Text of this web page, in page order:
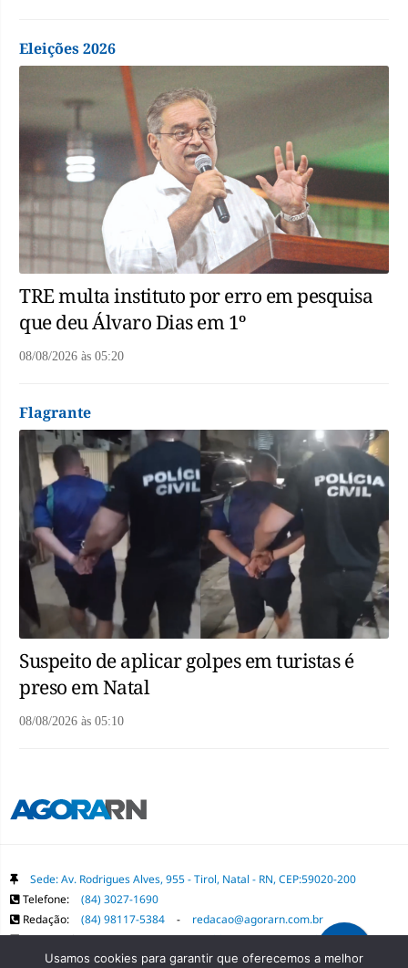
Eleições 2026
TRE multa instituto por erro em pesquisa
que deu Álvaro Dias em 1º
08/08/2026 às 05:20
Flagrante
Suspeito de aplicar golpes em turistas é
preso em Natal
08/08/2026 às 05:10
Sede: Av. Rodrigues Alves, 955 - Tirol, Natal - RN, CEP:59020-200
Telefone:
(84) 3027-1690
Redação:
(84) 98117-5384 -
redacao@agorarn.com.br
Comercial: (84) 98117-1718 - publica@agorarn.com.br
Usamos cookies para garantir que oferecemos a melhor